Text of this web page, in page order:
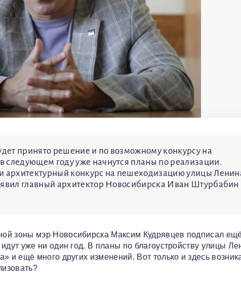
принято решение и по возможному конкурсу на
году уже начнутся планы по реализации.
архитектурный конкурс на пешеходизацию улицы
главный архитектор Новосибирска Иван Штурбабин
зоны мэр Новосибирска Максим Кудрявцев подписал
уже ни один год. В планы по благоустройству улицы
и ещё много других изменений. Вот только и здесь